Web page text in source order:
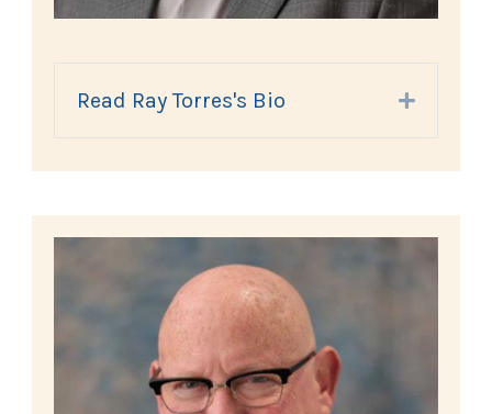
Read Ray Torres's Bio Expand